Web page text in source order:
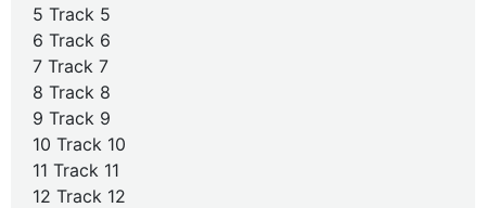
5 Track 5
6 Track 6
7 Track 7
8 Track 8
9 Track 9
10 Track 10
11 Track 11
12 Track 12